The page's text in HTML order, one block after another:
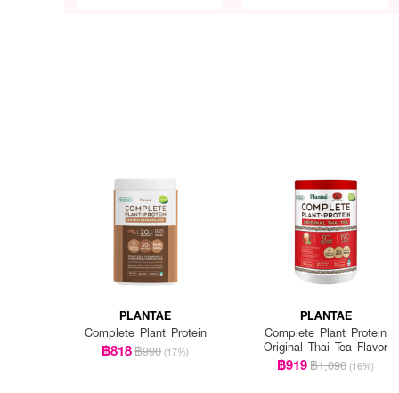
PLANTAE
Complete Plant Protein
฿818฿990 (17%)
PLANTAE
Complete Plant Protein
Original Thai Tea Flavor
฿919฿1,090 (16%)